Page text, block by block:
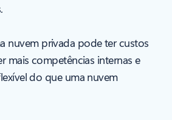
nuvem privada pode ter custos
mais competências internas e
do que uma nuvem